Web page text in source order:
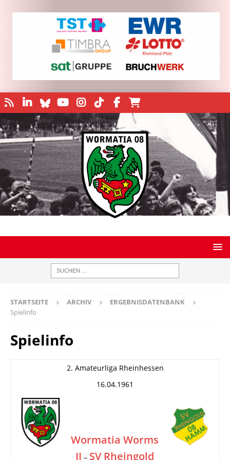
STARTSEITE ARCHIV
ERGEBNISDATENBANK
Spielinfo
Spielinfo
2. Amateurliga Rheinhessen
16.04.1961
Wormatia Worms
II – SV Rheingold